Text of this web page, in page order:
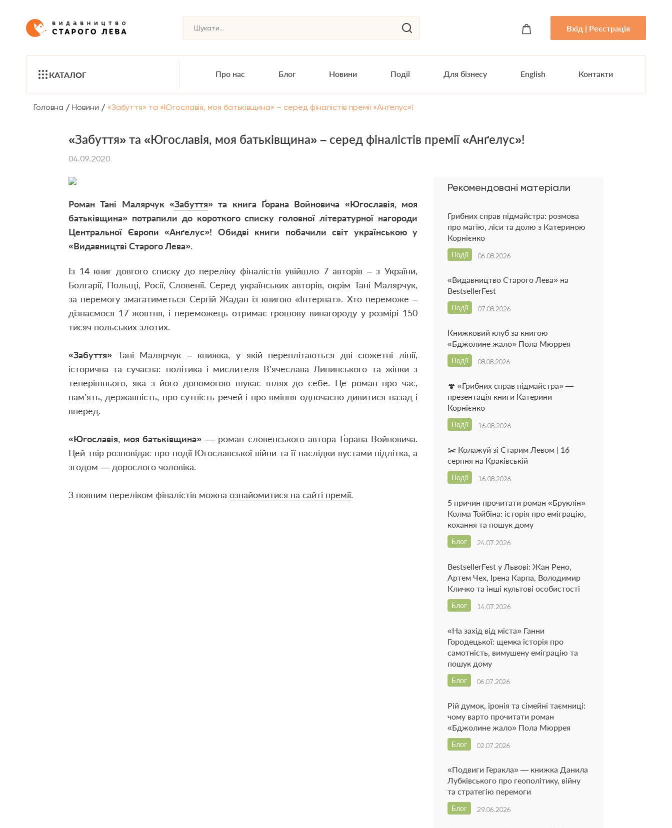
Вхід | Реєстрація
КАТАЛОГ Про нас Блог Новини Події Для бізнесу English Контакти
Головна / Новини / «Забуття» та «Югославія, моя батьківщина» – серед фіналістів премії «Анґелус»!
«Забуття» та «Югославія, моя батьківщина» – серед фіналістів премії «Анґелус»!
04.09.2020
Роман Тані Малярчук «Забуття» та книга Ґорана Войновича «Югославія, моя
батьківщина» потрапили до короткого списку головної літературної нагороди
Центральної Європи «Анґелус»! Обидві книги побачили світ українською у
«Видавництві Старого Лева».
Із 14 книг довгого списку до переліку фіналістів увійшло 7 авторів – з України,
Болгарії, Польщі, Росії, Словенії. Серед українських авторів, окрім Тані Малярчук,
за перемогу змагатиметься Сергій Жадан із книгою «Інтернат». Хто переможе –
дізнаємося 17 жовтня, і переможець отримає грошову винагороду у розмірі 150
тисяч польських злотих.
«Забуття» Тані Малярчук – книжка, у якій переплітаються дві сюжетні лінії,
історична та сучасна: політика і мислителя В’ячеслава Липинського та жінки з
теперішнього, яка з його допомогою шукає шлях до себе. Це роман про час,
пам’ять, державність, про сутність речей і про вміння одночасно дивитися назад і
вперед.
«Югославія, моя батьківщина» — роман словенського автора Ґорана Войновича.
Цей твір розповідає про події Югославської війни та її наслідки вустами підлітка, а
згодом — дорослого чоловіка.
З повним переліком фіналістів можна ознайомитися на сайті премії.
Рекомендовані матеріали
Грибних справ підмайстра: розмова
про магію, ліси та долю з Катериною
Корнієнко
06.08.2026
Події
«Видавництво Старого Лева» на
BestsellerFest
07.08.2026
Події
Книжковий клуб за книгою
«Бджолине жало» Пола Мюррея
08.08.2026
Події
🍄 «Грибних справ підмайстра» —
презентація книги Катерини
Корнієнко
16.08.2026
Події
✂️ Колажуй зі Старим Левом | 16
серпня на Краківській
16.08.2026
Події
5 причин прочитати роман «Бруклін»
Колма Тойбіна: історія про еміграцію,
кохання та пошук дому
24.07.2026
Блог
BestsellerFest у Львові: Жан Рено,
Артем Чех, Ірена Карпа, Володимир
Кличко та інші культові особистості
14.07.2026
Блог
«На захід від міста» Ганни
Городецької: щемка історія про
самотність, вимушену еміграцію та
пошук дому
06.07.2026
Блог
Рій думок, іронія та сімейні таємниці:
чому варто прочитати роман
«Бджолине жало» Пола Мюррея
02.07.2026
Блог
«Подвиги Геракла» — книжка Данила
Лубківського про геополітику, війну
та стратегію перемоги
29.06.2026
Блог